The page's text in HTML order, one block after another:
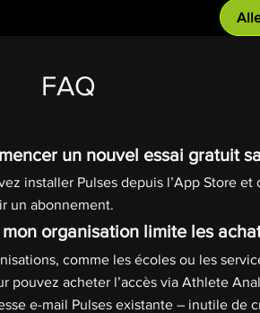
FAQ
un nouvel essai gratuit
installer Pulses depuis l’App Store
un abonnement.
organisation limite les
comme les écoles ou les
pouvez acheter l’accès via Athlete
e-mail Pulses existante – inutile de